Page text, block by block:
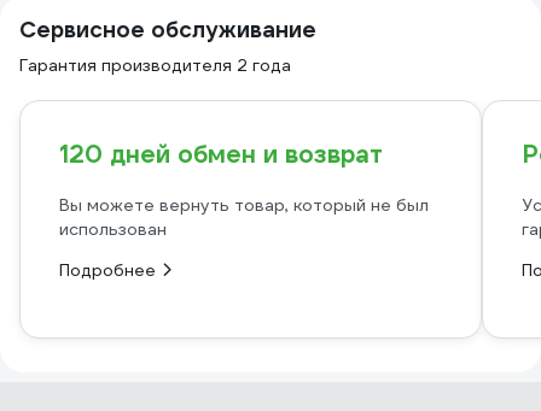
Сервисное обслуживание
Гарантия производителя 2 года
120 дней обмен и возврат
Вы можете вернуть товар, который не был
использован
Подробнее